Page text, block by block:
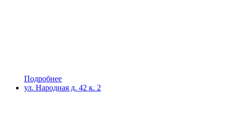
Подробнее
ул. Народная д. 42 к. 2